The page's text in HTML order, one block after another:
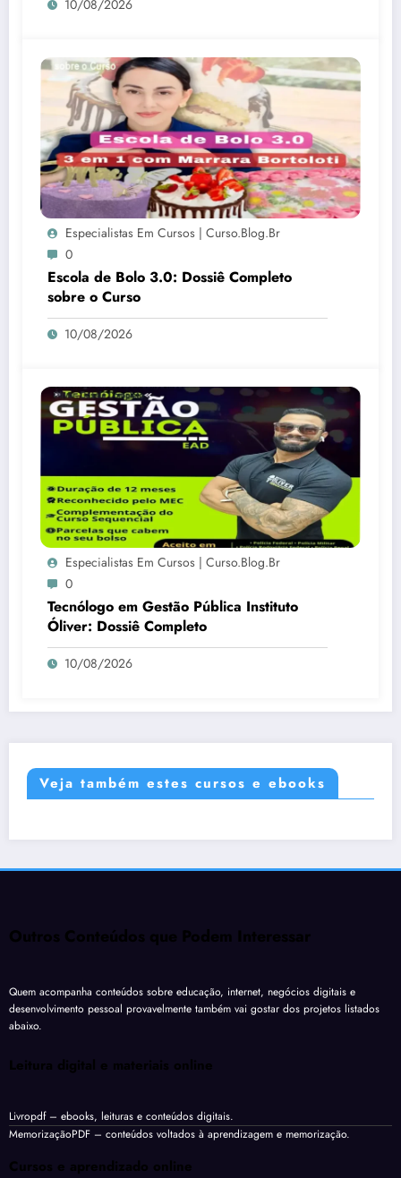
10/08/2026
Especialistas Em Cursos | Curso.blog.br
0
Escola de Bolo 3.0: Dossiê Completo
sobre o Curso
10/08/2026
Especialistas Em Cursos | Curso.blog.br
0
Tecnólogo em Gestão Pública Instituto
Óliver: Dossiê Completo
10/08/2026
Veja também estes cursos e ebooks
Outros Conteúdos que Podem Interessar
Quem acompanha conteúdos sobre educação, internet, negócios digitais e
desenvolvimento pessoal provavelmente também vai gostar dos projetos listados
abaixo.
Leitura digital e materiais online
Livropdf– ebooks, leituras e conteúdos digitais.
MemorizaçãoPDF – conteúdos voltados à aprendizagem e memorização.
Cursos e aprendizado online